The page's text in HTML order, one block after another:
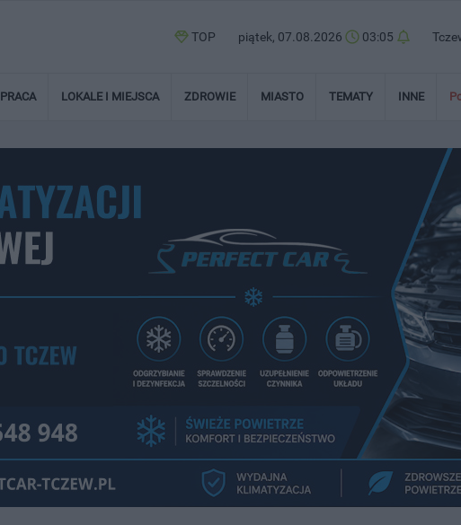
TOP piątek, 07.08.2026 03:05
PRACA LOKALE I MIEJSCA ZDROWIE MIASTO TEMATY INNE